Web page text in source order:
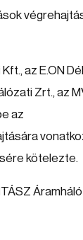
az E.ON
Zrt., az
az
kötelezte.